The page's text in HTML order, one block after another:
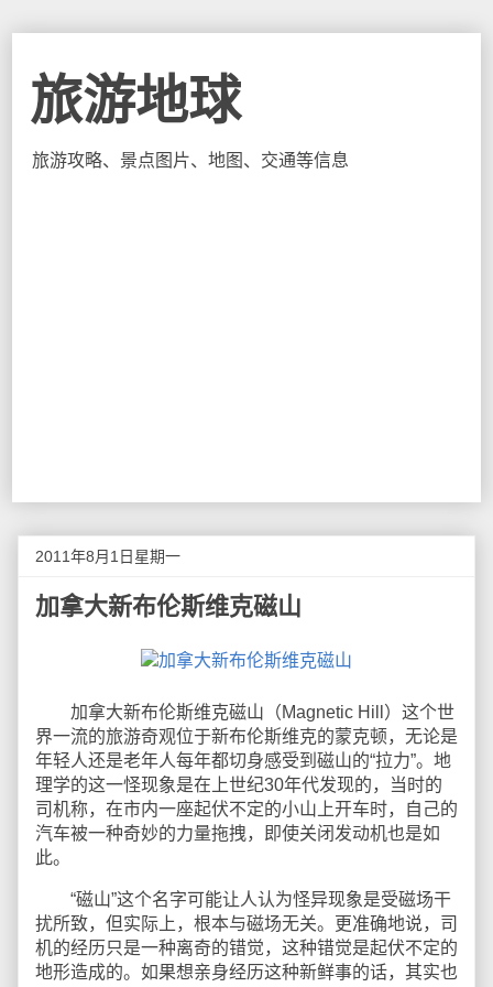
旅游地球
旅游攻略、景点图片、地图、交通等信息
2011年8月1日星期一
加拿大新布伦斯维克磁山
加拿大新布伦斯维克磁山（Magnetic Hill）这个世
界一流的旅游奇观位于新布伦斯维克的蒙克顿，无论是
年轻人还是老年人每年都切身感受到磁山的“拉力”。地
理学的这一怪现象是在上世纪30年代发现的，当时的
司机称，在市内一座起伏不定的小山上开车时，自己的
汽车被一种奇妙的力量拖拽，即使关闭发动机也是如
此。
“磁山”这个名字可能让人认为怪异现象是受磁场干
扰所致，但实际上，根本与磁场无关。更准确地说，司
机的经历只是一种离奇的错觉，这种错觉是起伏不定的
地形造成的。如果想亲身经历这种新鲜事的话，其实也